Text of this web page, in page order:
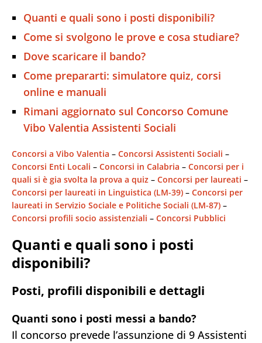
Quanti e quali sono i posti disponibili?
Come si svolgono le prove e cosa studiare?
Dove scaricare il bando?
Come prepararti: simulatore quiz, corsi
online e manuali
Rimani aggiornato sul Concorso Comune
Vibo Valentia Assistenti Sociali
Concorsi a Vibo Valentia – Concorsi Assistenti Sociali
Concorsi Enti Locali – Concorsi in Calabria – Concorsi per i
quali si è gia svolta la prova a quiz – Concorsi per laureati
Concorsi per laureati in Linguistica (LM-39) – Concorsi per
laureati in Servizio Sociale e Politiche Sociali (LM-87)
Concorsi profili socio assistenziali – Concorsi Pubblici
Quanti e quali sono i posti
disponibili?
Posti, profili disponibili e dettagli
Quanti sono i posti messi a bando?
Il concorso prevede l’assunzione di 9 Assistenti